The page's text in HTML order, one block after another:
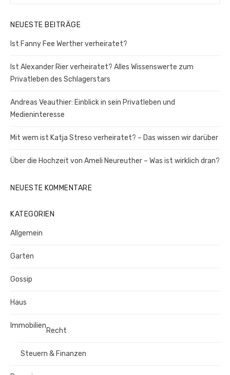
NEUESTE BEITRÄGE
Ist Fanny Fee Werther verheiratet?
Ist Alexander Rier verheiratet? Alles Wissenswerte zum
Privatleben des Schlagerstars
Andreas Veauthier: Einblick in sein Privatleben und
Medieninteresse
Mit wem ist Katja Streso verheiratet? – Das wissen wir darüber
Über die Hochzeit von Ameli Neureuther – Was ist wirklich dran?
NEUESTE KOMMENTARE
KATEGORIEN
Allgemein
Garten
Gossip
Haus
Immobilien
Recht
Steuern & Finanzen